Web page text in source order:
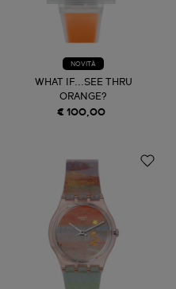
NOVITÀ
WHAT IF...SEE THRU
ORANGE?
€ 100,00